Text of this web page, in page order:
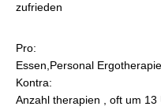
zufrieden
Pro:
Essen,Personal
Kontra:
Anzahl therapien , oft um 13